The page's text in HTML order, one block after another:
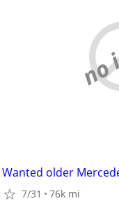
7/31 76k mi